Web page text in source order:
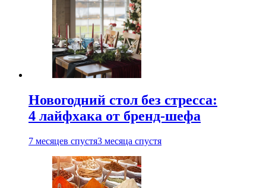
Новогодний стол без стресса:
4 лайфхака от бренд-шефа
7 месяцев спустя3 месяца спустя